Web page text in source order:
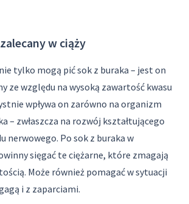
w ciąży
tylko mogą pić sok z buraka – jest on
ze względu na wysoką zawartość kwasu
wpływa on zarówno na organizm
– zwłaszcza na rozwój kształtującego
nerwowego. Po sok z buraka w
sięgać te ciężarne, które zmagają
Może również pomagać w sytuacji
i z zaparciami.